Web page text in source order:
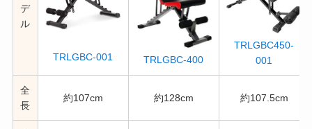
デ
ル
TRLGBC-001 TRLGBC-400
TRLGBC450-
001
全
長
約107cm 約128cm 約107.5cm